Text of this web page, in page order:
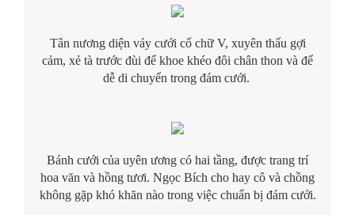
Tân nương diện váy cưới cổ chữ V, xuyên thấu gợi
cảm, xẻ tà trước đùi để khoe khéo đôi chân thon và để
dễ di chuyển trong đám cưới.
Bánh cưới của uyên ương có hai tầng, được trang trí
hoa văn và hồng tươi. Ngọc Bích cho hay cô và chồng
không gặp khó khăn nào trong việc chuẩn bị đám cưới.